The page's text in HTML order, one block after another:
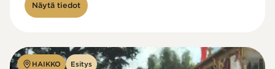
Näytä tiedot
HAIKKO Esitys